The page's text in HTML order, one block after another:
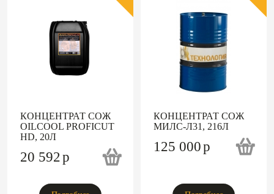
КОНЦЕНТРАТ СОЖ
OILCOOL PROFICUT
HD, 20Л
20 592p
КОНЦЕНТРАТ СОЖ
МИЛС-Л31, 216Л
125 000p